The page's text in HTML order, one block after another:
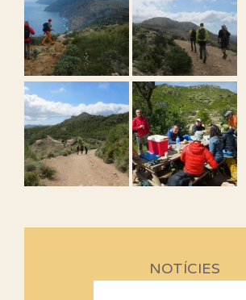
NOTÍCIES